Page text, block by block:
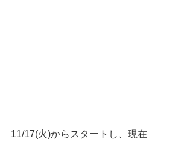
11/17(火)からスタートし、現在